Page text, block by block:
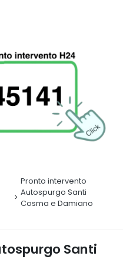
Pronto intervento
Autospurgo Santi
Cosma e Damiano
Santi